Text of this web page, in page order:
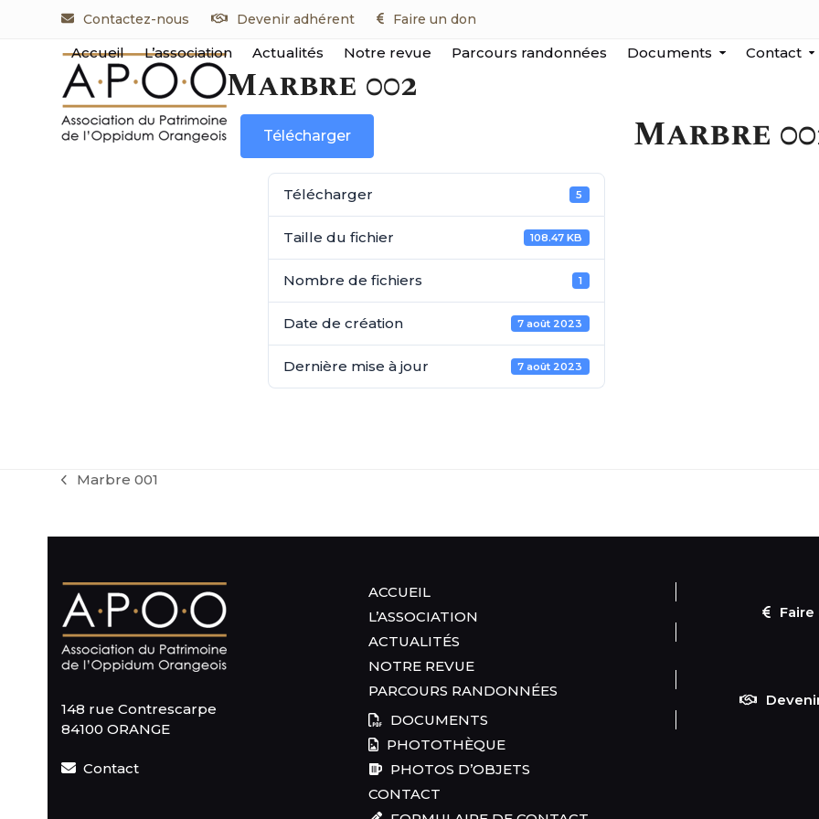
Contactez-nous Devenir adhérent Faire un don
Accueil
L’association Actualités Notre revue Parcours randonnées Documents Contact
Marbre 002
Télécharger
Télécharger 5
Taille du fichier 108.47 KB
Nombre de fichiers 1
Date de création 7 août 2023
Dernière mise à jour 7 août 2023
Marbre
previous
Marbre 001
148 rue Contrescarpe
84100 ORANGE
Contact
ACCUEIL
L’ASSOCIATION
ACTUALITÉS
NOTRE REVUE
PARCOURS RANDONNÉES
DOCUMENTS
PHOTOTHÈQUE
PHOTOS D’OBJETS
CONTACT